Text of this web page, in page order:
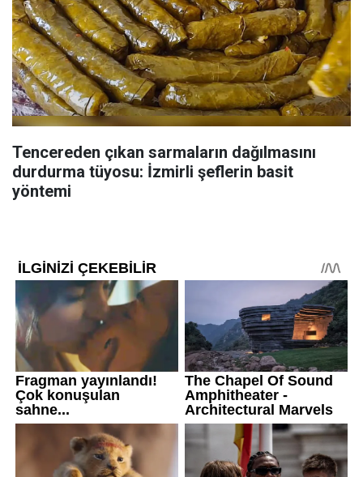
Tencereden çıkan sarmaların dağılmasını
durdurma tüyosu: İzmirli şeflerin basit
yöntemi